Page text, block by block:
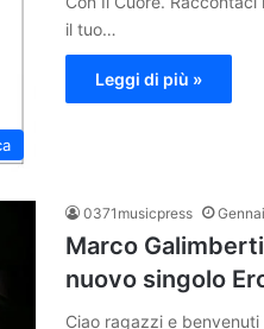
il tuo…
Leggi di più »
0371musicpress
Marco
nuovo singolo
Ciao ragazzi e